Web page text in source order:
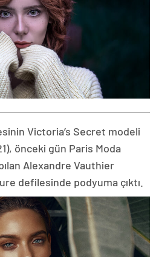
Victoria’s Secret modeli
önceki gün Paris Moda
Alexandre Vauthier
defilesinde podyuma çıktı.